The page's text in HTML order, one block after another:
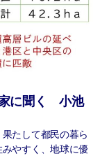
に聞く 小池
たして都民の暮ら
やすく、地球に優